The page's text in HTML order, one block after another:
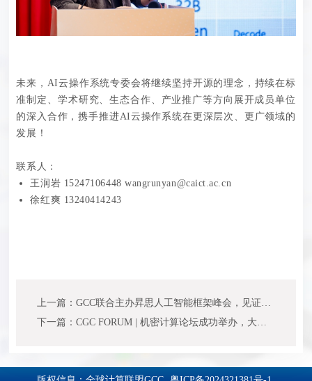
未来，AI云操作系统专委会将继续坚持开源的理念，持续在标
准制定、学术研究、生态合作、产业推广等方向展开成员单位
的深入合作，携手推进AI云操作系统在更深层次、更广领域的
发展！
联系人：
王润岩 15247106448 wangrunyan@caict.ac.cn
徐红爽 13240414243